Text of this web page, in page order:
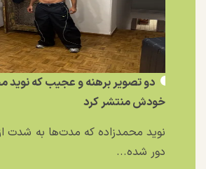
دو تصویر برهنه و عجیب که نوید
خودش منتشر کرد
نوید محمدزاده که مدت‌ها به شدت
دور شده...